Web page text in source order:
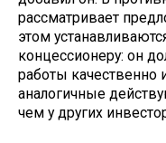
рассматривает
этом
концессионеру: он
работы качественно
аналогичные
чем у других